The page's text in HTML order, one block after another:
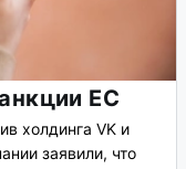
ЕС
холдинга VK и
заявили, что